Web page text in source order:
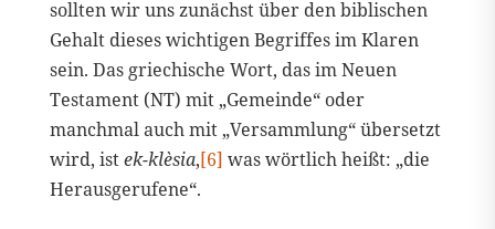
sollten wir uns zunächst über den biblischen
Gehalt dieses wichtigen Begriffes im Klaren
sein. Das griechische Wort, das im Neuen
Testament (NT) mit „Gemeinde“ oder
manchmal auch mit „Versammlung“ übersetzt
wird, istek-klèsia,[6] was wörtlich heißt: „die
Herausgerufene“.